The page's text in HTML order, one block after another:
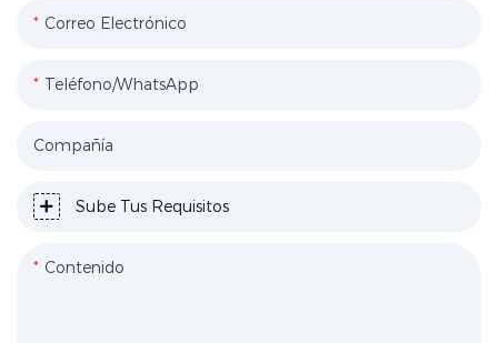
Correo Electrónico
Teléfono/WhatsApp
Compañía
Sube Tus Requisitos
Contenido